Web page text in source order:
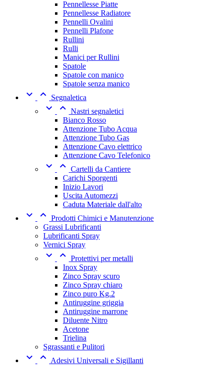
Pennellesse Piatte
Pennellesse Radiatore
Pennelli Ovalini
Pennelli Plafone
Rullini
Rulli
Manici per Rullini
Spatole
Spatole con manico
Spatole senza manico
  Segnaletica
  Nastri segnaletici
Bianco Rosso
Attenzione Tubo Acqua
Attenzione Tubo Gas
Attenzione Cavo elettrico
Attenzione Cavo Telefonico
  Cartelli da Cantiere
Carichi Sporgenti
Inizio Lavori
Uscita Automezzi
Caduta Materiale dall'alto
  Prodotti Chimici e Manutenzione
Grassi Lubrificanti
Lubrificanti Spray
Vernici Spray
  Protettivi per metalli
Inox Spray
Zinco Spray scuro
Zinco Spray chiaro
Zinco puro Kg.2
Antiruggine griggia
Antiruggine marrone
Diluente Nitro
Acetone
Trielina
Sgrassanti e Pulitori
  Adesivi Universali e Sigillanti